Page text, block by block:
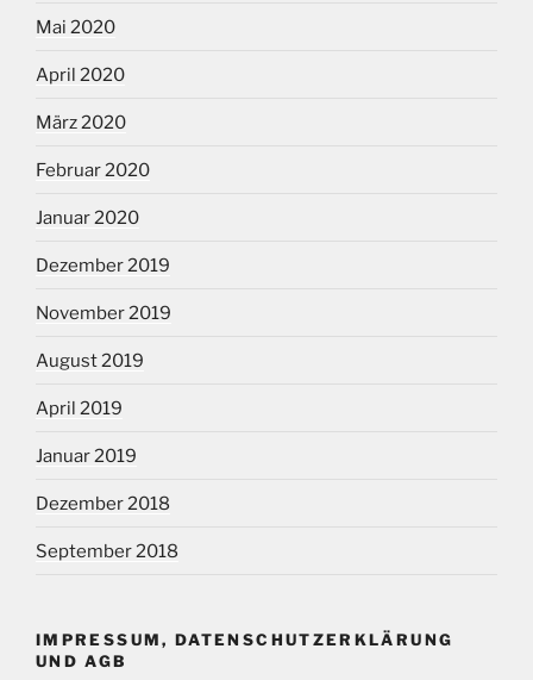
Mai 2020
April 2020
März 2020
Februar 2020
Januar 2020
Dezember 2019
November 2019
August 2019
April 2019
Januar 2019
Dezember 2018
September 2018
IMPRESSUM, DATENSCHUTZERKLÄRUNG
UND AGB